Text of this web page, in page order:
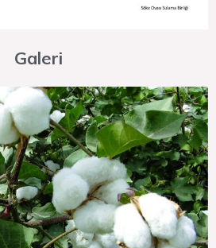
Galeri